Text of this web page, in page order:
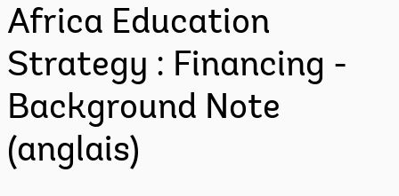
Africa Education
Strategy : Financing -
Background Note
(anglais)